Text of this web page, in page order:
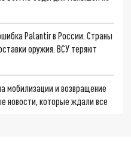
Palantir в России. Страны
оружия. ВСУ теряют
мобилизации и возвращение
новости, которые ждали все